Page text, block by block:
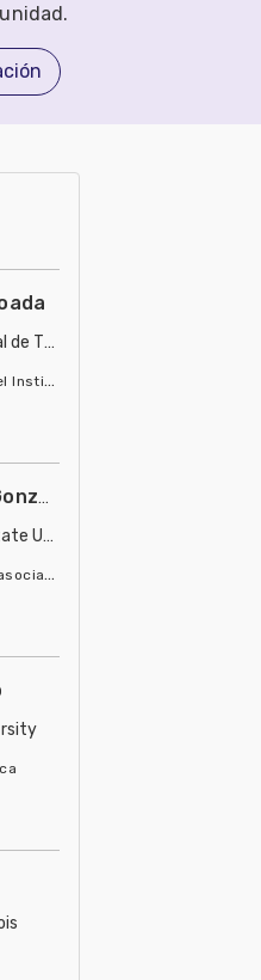
de Tecnología Agropecuaria -
de Suelos del INTA
University - NCSU
biología y ecología de